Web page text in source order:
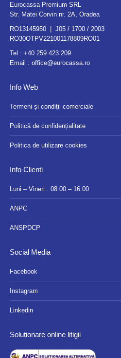
Eurocassa Premium SRL
Str. Matei Corvin nr. 2A, Oradea
RO13145950 | J05 / 1700 / 2003
RO30OTPV221001178809RO01
Tel : +40 259 423 209
Email : office@eurocassa.ro
Info Web
Termeni și condiții comerciale
Politică de confidențialitate
Politica de utilizare cookies
Info Clienti
Luni – Vineri : 08.00 – 16.00
ANPC
ANSPDCP
Social Media
Facebook
Instagram
Linkedin
Soluționare online litigii